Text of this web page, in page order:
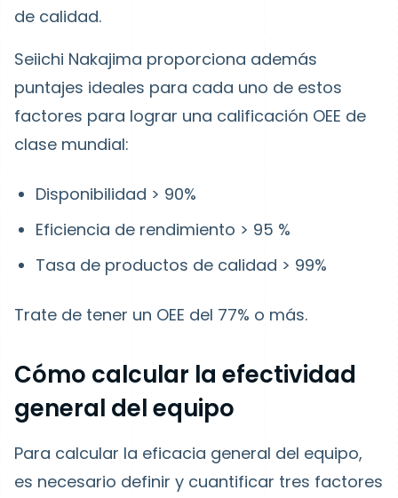
de calidad.
Seiichi Nakajima proporciona además
puntajes ideales para cada uno de estos
factores para lograr una calificación OEE de
clase mundial:
Disponibilidad > 90%
Eficiencia de rendimiento > 95 %
Tasa de productos de calidad > 99%
Trate de tener un OEE del 77% o más.
Cómo calcular la efectividad
general del equipo
Para calcular la eficacia general del equipo,
es necesario definir y cuantificar tres factores